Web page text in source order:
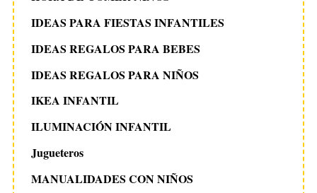
IDEAS PARA FIESTAS INFANTILES
IDEAS REGALOS PARA BEBES
IDEAS REGALOS PARA NIÑOS
IKEA INFANTIL
ILUMINACIÓN INFANTIL
Jugueteros
MANUALIDADES CON NIÑOS